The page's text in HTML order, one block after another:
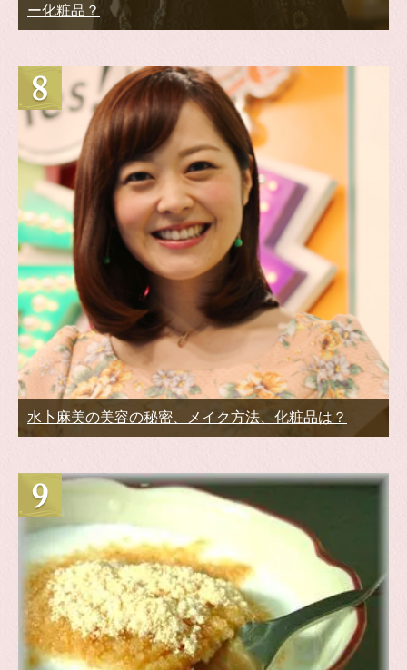
ー化粧品？
水卜麻美の美容の秘密、メイク方法、化粧品は？